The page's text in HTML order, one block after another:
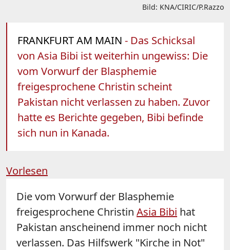
Bild: KNA/CIRIC/P.Razzo
FRANKFURT AM MAIN - Das Schicksal
von Asia Bibi ist weiterhin ungewiss: Die
vom Vorwurf der Blasphemie
freigesprochene Christin scheint
Pakistan nicht verlassen zu haben. Zuvor
hatte es Berichte gegeben, Bibi befinde
sich nun in Kanada.
Vorlesen
Die vom Vorwurf der Blasphemie
freigesprochene Christin Asia Bibi hat
Pakistan anscheinend immer noch nicht
verlassen. Das Hilfswerk "Kirche in Not"